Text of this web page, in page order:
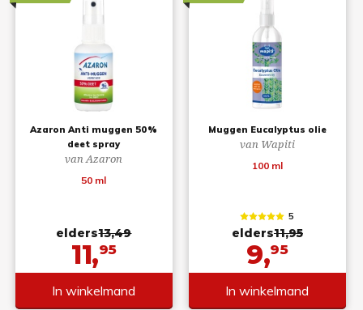
Azaron Anti muggen 50%
deet spray
van Azaron
50 ml
elders13,49
11,95
In winkelmand
Muggen Eucalyptus olie
van Wapiti
100 ml
5
elders11,95
9,95
In winkelmand